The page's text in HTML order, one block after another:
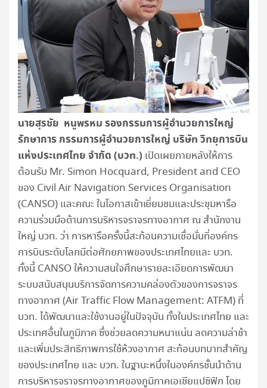
นายสุรชัย หนูพรหม รองกรรมการผู้อำนวยการใหญ่
รักษาการ กรรมการผู้อำนวยการใหญ่ บริษัท วิทยุการบิน
แห่งประเทศไทย จำกัด (บวท.) เปิดเผยภายหลังให้การ
ต้อนรับ Mr. Simon Hocquard, President and CEO
ของ Civil Air Navigation Services Organisation
(CANSO) และคณะ ในโอกาสเข้าเยี่ยมชมและประชุมหารือ
ความร่วมมือด้านการบริหารจราจรทางอากาศ ณ สำนักงาน
ใหญ่ บวท. ว่า การหารือครั้งนี้สะท้อนความเชื่อมั่นที่องค์กร
การบินระดับโลกมีต่อศักยภาพของประเทศไทยและ บวท.
ทั้งนี้ CANSO ให้ความสนใจศึกษารายละเอียดการพัฒนา
ระบบสนับสนุนบริการจัดการความคล่องตัวของการจราจร
ทางอากาศ (Air Traffic Flow Management: ATFM) ที่
บวท. ได้พัฒนาและใช้งานอยู่ในปัจจุบัน ทั้งในประเทศไทย และ
ประเทศอื่นในภูมิภาค ซึ่งช่วยลดความหนาแน่น ลดความล่าช้า
และเพิ่มประสิทธิภาพการใช้ห้วงอากาศ สะท้อนบทบาทสำคัญ
ของประเทศไทย และ บวท. ในฐานะหนึ่งในองค์กรชั้นนำด้าน
การบริหารจราจรทางอากาศของภูมิภาคเอเชียแปซิฟิก โดย